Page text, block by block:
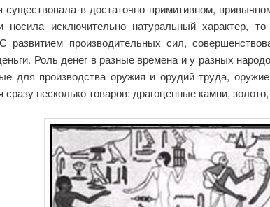
существовала в достаточно примитивном,
носила исключительно натуральный характер,
развитием производительных сил,
Роль денег в разные времена и у разных
для производства оружия и орудий труда,
сразу несколько товаров: драгоценные камни,